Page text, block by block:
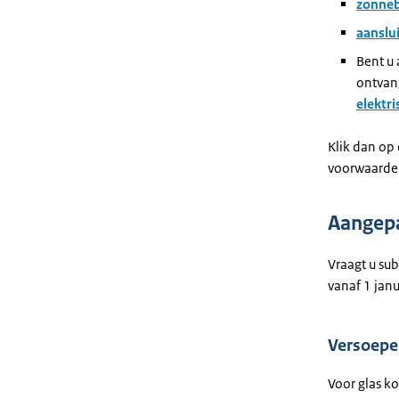
Bent u
Klik dan op
Vraagt u
vanaf 1
Voor glas